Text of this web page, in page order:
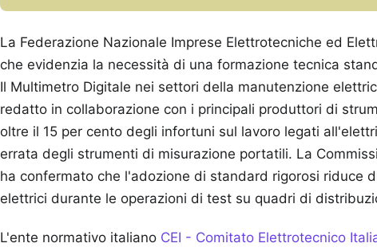
La Federazione Nazionale Imprese Elettrotecniche ed
che evidenzia la necessità di una formazione tecnica
Il Multimetro Digitale nei settori della manutenzione
redatto in collaborazione con i principali produttori di
oltre il 15 per cento degli infortuni sul lavoro legati
errata degli strumenti di misurazione portatili. La
ha confermato che l'adozione di standard rigorosi riduce
elettrici durante le operazioni di test su quadri di
L'ente normativo italiano CEI - Comitato Elettrotecnico